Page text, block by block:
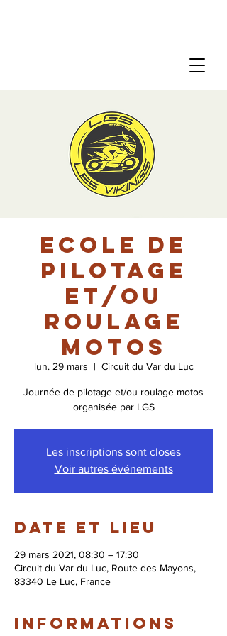
Ecole de
pilotage
et/ou
roulage
motos
lun. 29 mars
  |
Circuit du Var du Luc
Journée de pilotage et/ou roulage motos
organisée par LGS
Les inscriptions sont closes
Voir autres événements
Date et lieu
29 mars 2021, 08:30 – 17:30
Circuit du Var du Luc, Route des Mayons,
83340 Le Luc, France
Informations